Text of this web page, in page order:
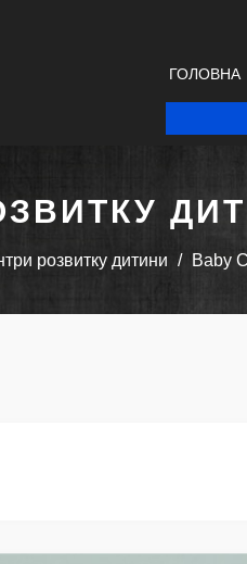
ГОЛОВНА
розвитку дитини Baby